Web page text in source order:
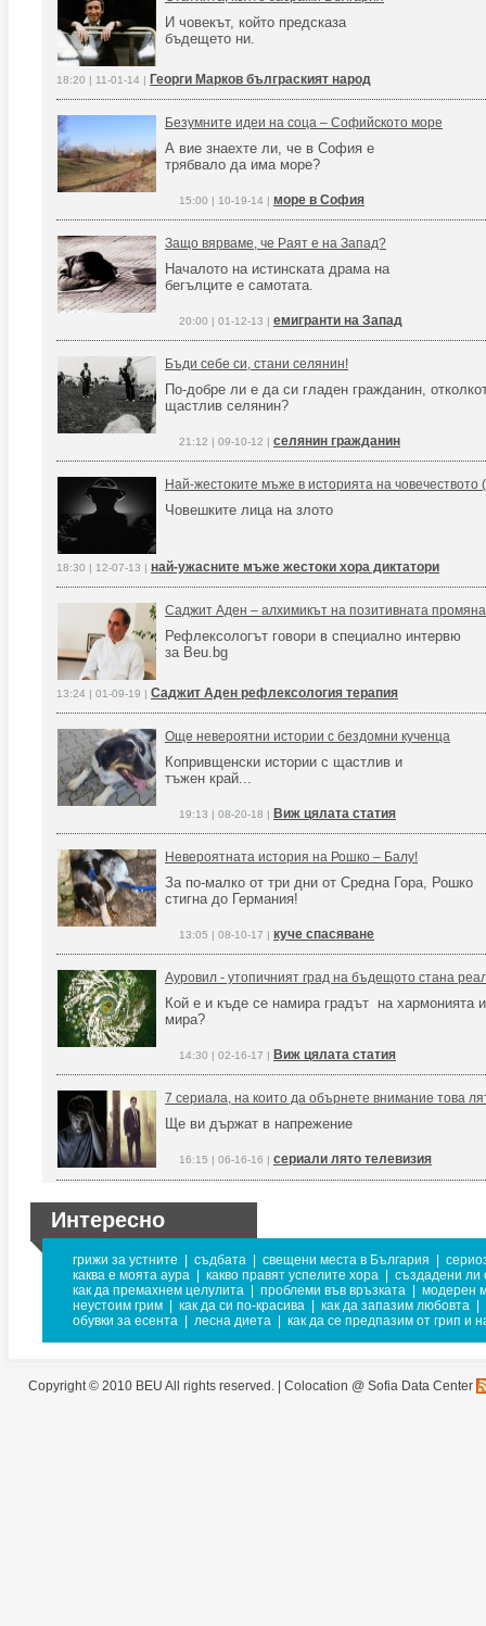
И човекът, който предсказа
бъдещето ни.
18:20 | 11-01-14 | Георги Марков бълграският народ
Безумните идеи на соца – Софийското море
А вие знаехте ли, че в София е
трябвало да има море?
15:00 | 10-19-14 | море в София
Защо вярваме, че Раят е на Запад?
Началото на истинската драма на
бегълците е самотата.
20:00 | 01-12-13 | емигранти на Запад
Бъди себе си, стани селянин!
По-добре ли е да си гладен гражданин,
щастлив селянин?
21:12 | 09-10-12 | селянин гражданин
Най-жестоките мъже в историята на човечеството
Човешките лица на злото
18:30 | 12-07-13 | най-ужасните мъже жестоки хора диктатори
Саджит Аден – алхимикът на позитивната промяна
Рефлексологът говори в специално интервю
за Beu.bg
13:24 | 01-09-19 | Саджит Аден рефлексология терапия
Още невероятни истории с бездомни кученца
Копривщенски истории с щастлив и
тъжен край...
19:13 | 08-20-18 | Виж цялата статия
Невероятната история на Рошко – Балу!
За по-малко от три дни от Средна Гора, Рошко
стигна до Германия!
13:05 | 08-10-17 | куче спасяване
Ауровил - утопичният град на бъдещото стана
Кой е и къде се намира градът на хармонията и
мира?
14:30 | 02-16-17 | Виж цялата статия
7 сериала, на които да обърнете внимание това
Ще ви държат в напрежение
16:15 | 06-16-16 | сериали лято телевизия
Интересно
грижи за устните съдбата свещени места в България
каква е моята аура
какво правят успелите хора
създадени ли
как да премахнем целулита
проблеми във връзката
модерен
неустоим грим
как да си по-красива как да запазим любовта
обувки за есента
лесна диета как да се предпазим от грип и
Copyright © 2010 BEU All rights reserved. | Colocation @ Sofia Data Center